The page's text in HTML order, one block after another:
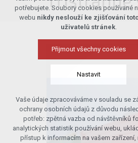
potřebujete. Soubory cookies používané
webu nikdy neslouží ke zjišťování
uživatelů stránek.
Přijmout všechny cookies
Nastavit
Technická cookies
nutná pro provozování webu
udržení kontextu stránek (session):
případná přihlášení, volby jazyka,
Vaše údaje zpracováváme v souladu se
ochrany osobních údajů z důvodu
potřeb: zpětná vazba od návštěvníků
analytických statistik používání webu,
přístup k informacím na vašem zařízení,